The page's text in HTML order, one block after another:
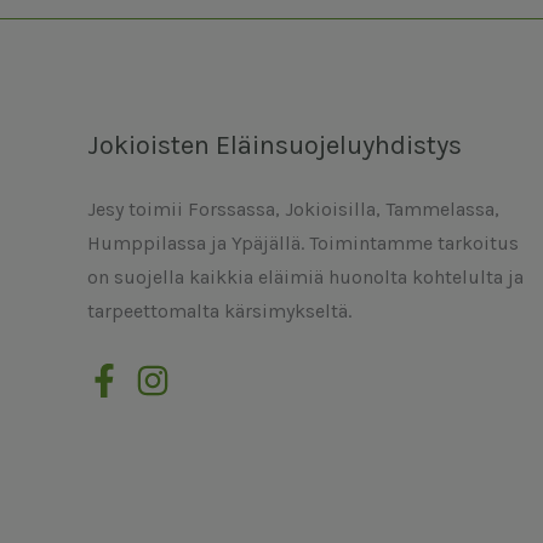
Jokioisten Eläinsuojeluyhdistys
Jesy toimii Forssassa, Jokioisilla, Tammelassa,
Humppilassa ja Ypäjällä. Toimintamme tarkoitus
on suojella kaikkia eläimiä huonolta kohtelulta ja
tarpeettomalta kärsimykseltä.